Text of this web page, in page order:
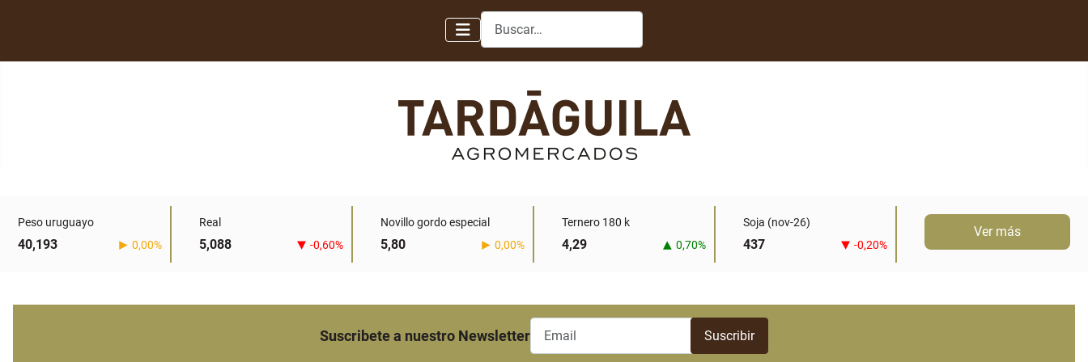
Buscar
Peso uruguayo
40,193 0,00%
Real
5,088 -0,60%
Novillo gordo especial
5,80 0,00%
Ternero 180 k
4,29 0,70%
Soja (nov-26)
437 -0,20%
Ver más
Suscribete a nuestro Newsletter